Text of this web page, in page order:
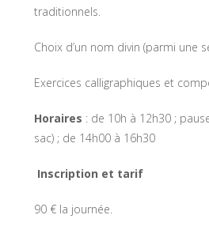
traditionnels.
Choix d’un nom divin (parmi une
Exercices calligraphiques et
Horaires : de 10h à 12h30 ;
sac) ; de 14h00 à 16h30
Inscription et tarif
90 € la journée.